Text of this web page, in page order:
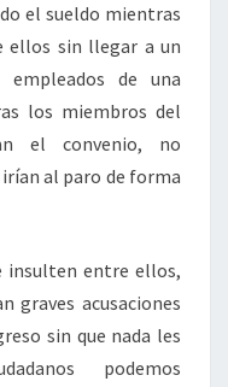
el sueldo mientras
ellos sin llegar a un
de una
los miembros del
el convenio, no
al paro de forma
insulten entre ellos,
graves acusaciones
sin que nada les
podemos